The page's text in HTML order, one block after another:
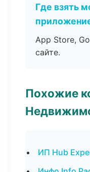
Где взять
App Store,
сайте.
Похожие
ИП Hub